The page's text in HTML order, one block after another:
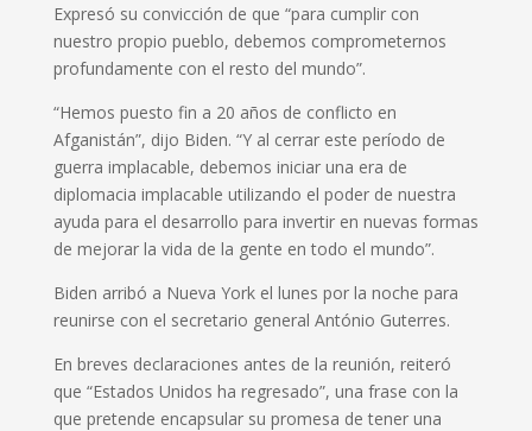
Expresó su convicción de que “para cumplir con
nuestro propio pueblo, debemos comprometernos
profundamente con el resto del mundo”.
“Hemos puesto fin a 20 años de conflicto en
Afganistán”, dijo Biden. “Y al cerrar este período de
guerra implacable, debemos iniciar una era de
diplomacia implacable utilizando el poder de nuestra
ayuda para el desarrollo para invertir en nuevas formas
de mejorar la vida de la gente en todo el mundo”.
Biden arribó a Nueva York el lunes por la noche para
reunirse con el secretario general António Guterres.
En breves declaraciones antes de la reunión, reiteró
que “Estados Unidos ha regresado”, una frase con la
que pretende encapsular su promesa de tener una